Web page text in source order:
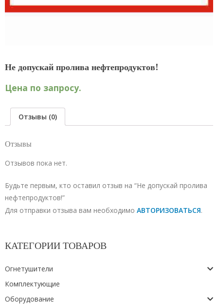
Не допускай пролива нефтепродуктов!
Цена по запросу.
Отзывы (0)
Отзывы
Отзывов пока нет.
Будьте первым, кто оставил отзыв на “Не допускай пролива
нефтепродуктов!”
Для отправки отзыва вам необходимо АВТОРИЗОВАТЬСЯ.
КАТЕГОРИИ ТОВАРОВ
Огнетушители
Комплектующие
Оборудование